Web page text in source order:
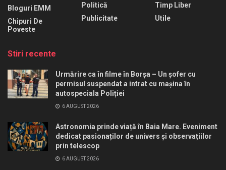
Bloguri EMM
Chipuri De
Poveste
Politică
Publicitate
Timp Liber
Utile
Stiri recente
Urmărire ca în filme în Borșa – Un șofer cu
permisul suspendat a intrat cu mașina în
autospeciala Poliției
6 AUGUST 2026
Astronomia prinde viață în Baia Mare. Eveniment
dedicat pasionaților de univers și observațiilor
prin telescop
6 AUGUST 2026